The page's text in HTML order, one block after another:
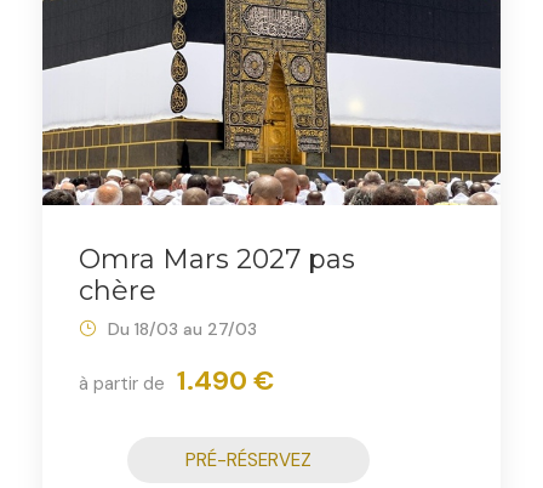
Omra Mars 2027 pas
chère
à partir de 1.490 €
Du 18/03 au 27/03
PRÉ-RÉSERVEZ